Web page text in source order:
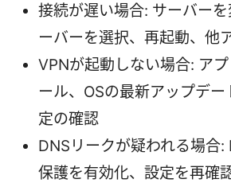
接続が遅い場合: サーバー
ーバーを選択、再起動、他
VPNが起動しない場合: ア
ール、OSの最新アップデ
定の確認
DNSリークが疑われる場合:
保護を有効化、設定を再確